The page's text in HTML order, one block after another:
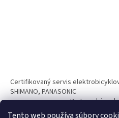
Tento web používa súbory
Certifikovaný servis
SHIMANO, PANASONIC
Partnerský